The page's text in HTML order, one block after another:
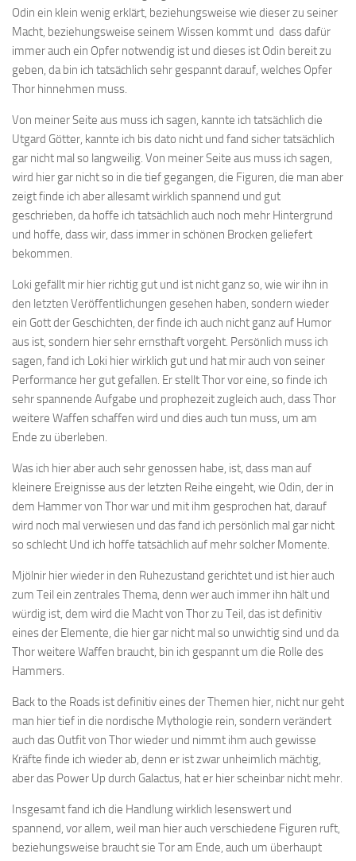
Odin ein klein wenig erklärt, beziehungsweise wie dieser zu seiner
Macht, beziehungsweise seinem Wissen kommt und dass dafür
immer auch ein Opfer notwendig ist und dieses ist Odin bereit zu
geben, da bin ich tatsächlich sehr gespannt darauf, welches Opfer
Thor hinnehmen muss.
Von meiner Seite aus muss ich sagen, kannte ich tatsächlich die
Utgard Götter, kannte ich bis dato nicht und fand sicher tatsächlich
gar nicht mal so langweilig. Von meiner Seite aus muss ich sagen,
wird hier gar nicht so in die tief gegangen, die Figuren, die man aber
zeigt finde ich aber allesamt wirklich spannend und gut
geschrieben, da hoffe ich tatsächlich auch noch mehr Hintergrund
und hoffe, dass wir, dass immer in schönen Brocken geliefert
bekommen.
Loki gefällt mir hier richtig gut und ist nicht ganz so, wie wir ihn in
den letzten Veröffentlichungen gesehen haben, sondern wieder
ein Gott der Geschichten, der finde ich auch nicht ganz auf Humor
aus ist, sondern hier sehr ernsthaft vorgeht. Persönlich muss ich
sagen, fand ich Loki hier wirklich gut und hat mir auch von seiner
Performance her gut gefallen. Er stellt Thor vor eine, so finde ich
sehr spannende Aufgabe und prophezeit zugleich auch, dass Thor
weitere Waffen schaffen wird und dies auch tun muss, um am
Ende zu überleben.
Was ich hier aber auch sehr genossen habe, ist, dass man auf
kleinere Ereignisse aus der letzten Reihe eingeht, wie Odin, der in
dem Hammer von Thor war und mit ihm gesprochen hat, darauf
wird noch mal verwiesen und das fand ich persönlich mal gar nicht
so schlecht Und ich hoffe tatsächlich auf mehr solcher Momente.
Mjölnir hier wieder in den Ruhezustand gerichtet und ist hier auch
zum Teil ein zentrales Thema, denn wer auch immer ihn hält und
würdig ist, dem wird die Macht von Thor zu Teil, das ist definitiv
eines der Elemente, die hier gar nicht mal so unwichtig sind und da
Thor weitere Waffen braucht, bin ich gespannt um die Rolle des
Hammers.
Back to the Roads ist definitiv eines der Themen hier, nicht nur geht
man hier tief in die nordische Mythologie rein, sondern verändert
auch das Outfit von Thor wieder und nimmt ihm auch gewisse
Kräfte finde ich wieder ab, denn er ist zwar unheimlich mächtig,
aber das Power Up durch Galactus, hat er hier scheinbar nicht mehr.
Insgesamt fand ich die Handlung wirklich lesenswert und
spannend, vor allem, weil man hier auch verschiedene Figuren ruft,
beziehungsweise braucht sie Tor am Ende, auch um überhaupt